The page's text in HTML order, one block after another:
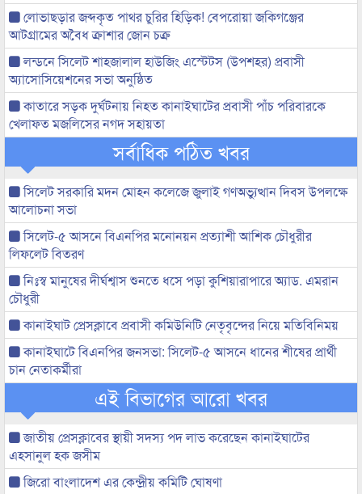
লোভাছড়ার জব্দকৃত পাথর চুরির হিড়িক! বেপরোয়া জকিগঞ্জের
আটগ্রামের অবৈধ ক্রাশার জোন চক্র
লন্ডনে সিলেট শাহজালাল হাউজিং এস্টেটস (উপশহর) প্রবাসী
অ্যাসোসিয়েশনের সভা অনুষ্ঠিত
কাতারে সড়ক দুর্ঘটনায় নিহত কানাইঘাটের প্রবাসী পাঁচ পরিবারকে
খেলাফত মজলিসের নগদ সহায়তা
সর্বাধিক পঠিত খবর
সিলেট সরকারি মদন মোহন কলেজে জুলাই গণঅভ্যুত্থান দিবস উপলক্ষে
আলোচনা সভা
সিলেট-৫ আসনে বিএনপির মনোনয়ন প্রত্যাশী আশিক চৌধুরীর
লিফলেট বিতরণ
নিঃস্ব মানুষের দীর্ঘশ্বাস শুনতে ধসে পড়া কুশিয়ারাপারে অ্যাড. এমরান
চৌধুরী
কানাইঘাট প্রেসক্লাবে প্রবাসী কমিউনিটি নেতৃবৃন্দের নিয়ে মতিবিনিময়
কানাইঘাটে বিএনপির জনসভা: সিলেট-৫ আসনে ধানের শীষের প্রার্থী
চান নেতাকর্মীরা
এই বিভাগের আরো খবর
জাতীয় প্রেসক্লাবের স্থায়ী সদস্য পদ লাভ করেছেন কানাইঘাটের
এহসানুল হক জসীম
জিরো বাংলাদেশ এর কেন্দ্রীয় কমিটি ঘোষণা